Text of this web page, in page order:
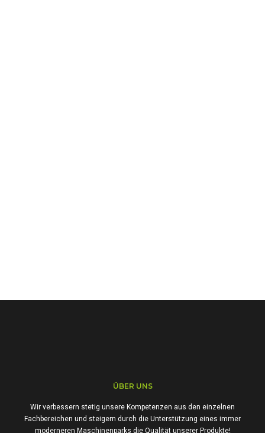
ÜBER UNS
Wir verbessern stetig unsere Kompetenzen aus den einzelnen
Fachbereichen und steigern durch die Unterstützung eines immer
moderneren Maschinenparks die Qualität unserer Produkte!